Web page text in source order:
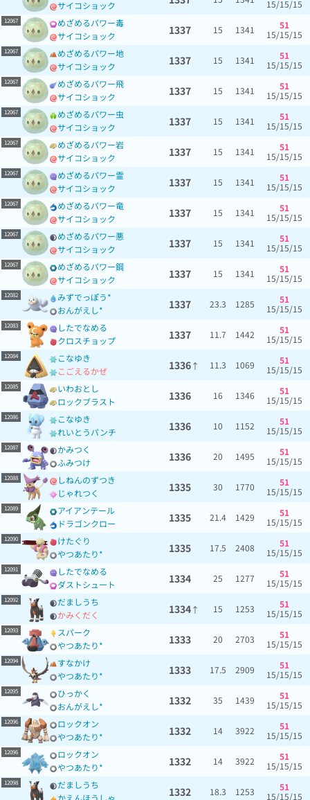
サイコショック
15/15/15
12067
めざめるパワー毒
サイコショック
1337 15 1341
51
15/15/15
12067
めざめるパワー地
サイコショック
1337 15 1341
51
15/15/15
12067
めざめるパワー飛
サイコショック
1337 15 1341
51
15/15/15
12067
めざめるパワー虫
サイコショック
1337 15 1341
51
15/15/15
12067
めざめるパワー岩
サイコショック
1337 15 1341
51
15/15/15
12067
めざめるパワー霊
サイコショック
1337 15 1341
51
15/15/15
12067
めざめるパワー竜
サイコショック
1337 15 1341
51
15/15/15
12067
めざめるパワー悪
サイコショック
1337 15 1341
51
15/15/15
12067
めざめるパワー鋼
サイコショック
1337 15 1341
51
15/15/15
12082
みずでっぽう*
おんがえし*
1337 23.3 1285
51
15/15/15
12083
したでなめる
クロスチョップ
1337 11.7 1442
51
15/15/15
12084
こなゆき
こごえるかぜ
1336↑ 11.3 1069
51
15/15/15
12085
いわおとし
ロックブラスト
1336 16 1346
51
15/15/15
12086
こなゆき
れいとうパンチ
1336 10 1152
51
15/15/15
12087
かみつく
ふみつけ
1336 20 1495
51
15/15/15
12088
しねんのずつき
じゃれつく
1335 30 1770
51
15/15/15
12089
アイアンテール
ドラゴンクロー
1335 21.4 1429
51
15/15/15
12090
けたぐり
やつあたり*
1335 17.5 2408
51
15/15/15
12091
したでなめる
ダストシュート
1334 25 1277
51
15/15/15
12092
だましうち
かみくだく
1334↑ 15 1253
51
15/15/15
12093
スパーク
やつあたり*
1333 20 2703
51
15/15/15
12094
すなかけ
やつあたり*
1333 17.5 2909
51
15/15/15
12095
ひっかく
おんがえし*
1332 35 1439
51
15/15/15
12096
ロックオン
やつあたり*
1332 14 3922
51
15/15/15
12096
ロックオン
やつあたり*
1332 14 3922
51
15/15/15
12098
だましうち
1332 18.3 1253
51
15/15/15